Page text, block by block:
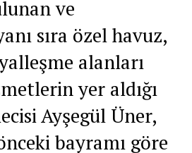
ve
sıra özel havuz,
alanları
yer aldığı
Ayşegül Üner,
bayramı göre